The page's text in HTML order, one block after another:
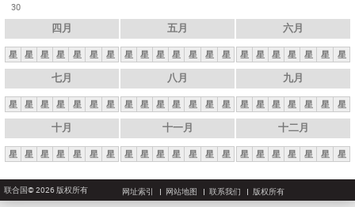
30
四月
星 星 星 星 星 星 星
五月
星 星 星 星 星 星 星
六月
星 星 星 星 星 星 星
七月
星 星 星 星 星 星 星
八月
星 星 星 星 星 星 星
九月
星 星 星 星 星 星 星
十月
星 星 星 星 星 星 星
十一月
星 星 星 星 星 星 星
十二月
星 星 星 星 星 星 星
联合国© 2026 版权所有 网址索引 网站地图 联系我们 版权所有